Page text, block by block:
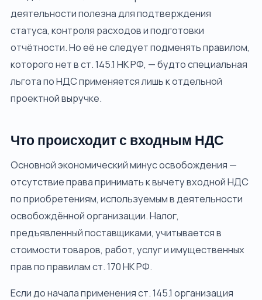
деятельности полезна для подтверждения
статуса, контроля расходов и подготовки
отчётности. Но её не следует подменять правилом,
которого нет в ст. 145.1 НК РФ, — будто специальная
льгота по НДС применяется лишь к отдельной
проектной выручке.
Что происходит с входным НДС
Основной экономический минус освобождения —
отсутствие права принимать к вычету входной НДС
по приобретениям, используемым в деятельности
освобождённой организации. Налог,
предъявленный поставщиками, учитывается в
стоимости товаров, работ, услуг и имущественных
прав по правилам ст. 170 НК РФ.
Если до начала применения ст. 145.1 организация